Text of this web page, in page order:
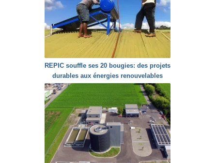
REPIC souffle ses 20 bougies: des projets
durables aux énergies renouvelables